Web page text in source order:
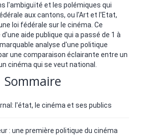
l'ambiguïté et les polémiques qui
aux cantons, ou l'Art et l'Etat,
loi fédérale sur le cinéma. Ce
aide publique qui a passé de 1 à
analyse d'une politique
une comparaison éclairante entre un
cinéma qui se veut national.
Sommaire
l'état, le cinéma et ses publics
: une première politique du cinéma